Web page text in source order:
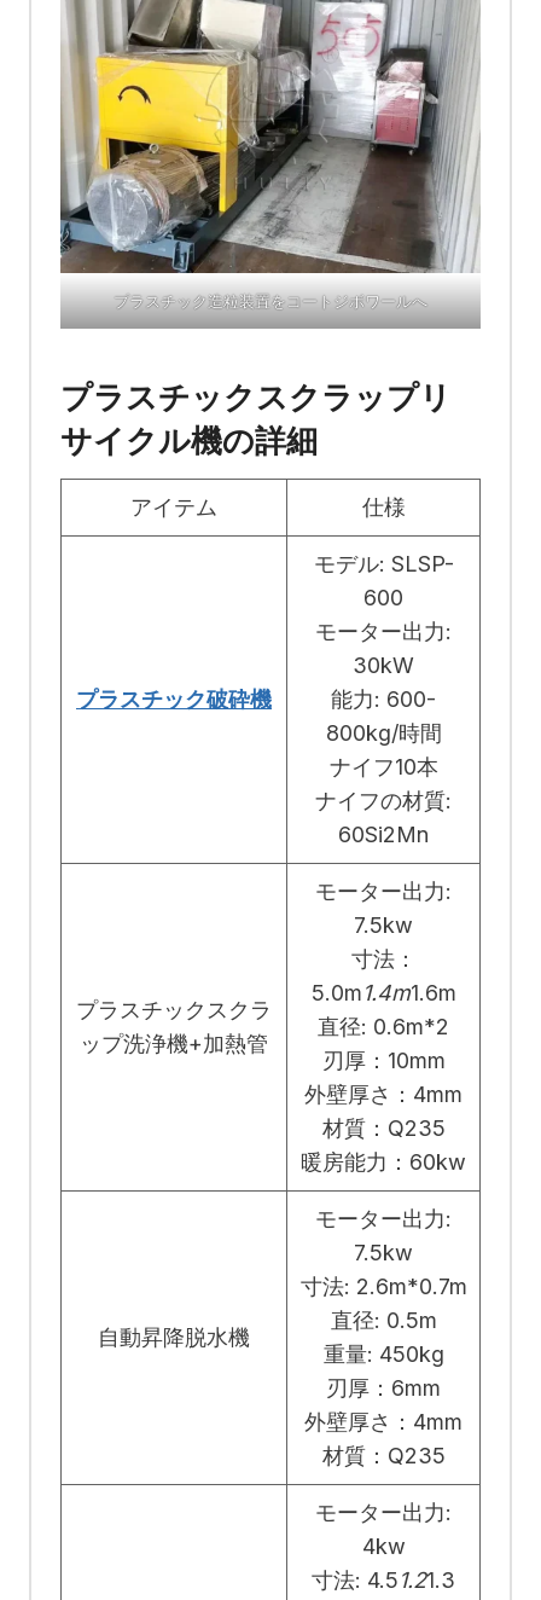
プラスチック造粒装置をコートジボワールへ
プラスチックスクラップリ
サイクル機の詳細
アイテム 仕様
プラスチック破砕機
モデル: SLSP-
600
モーター出力:
30kW
能力: 600-
800kg/時間
ナイフ10本
ナイフの材質:
60Si2Mn
プラスチックスクラ
ップ洗浄機+加熱管
モーター出力:
7.5kw
寸法：
5.0m1.4m1.6m
直径: 0.6m*2
刃厚：10mm
外壁厚さ：4mm
材質：Q235
暖房能力：60kw
自動昇降脱水機
モーター出力:
7.5kw
寸法: 2.6m*0.7m
直径: 0.5m
重量: 450kg
刃厚：6mm
外壁厚さ：4mm
材質：Q235
モーター出力:
4kw
寸法: 4.51.21.3